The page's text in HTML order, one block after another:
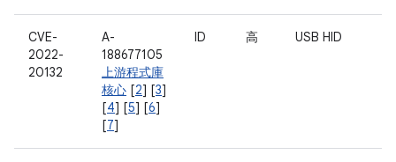
CVE-
2022-
20132
A-
188677105
上游程式庫
核心 [2] [3]
[4] [5] [6]
[7]
ID 高 USB HID